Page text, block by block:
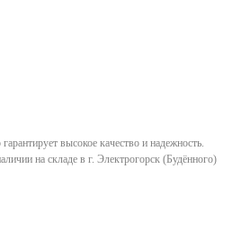
высокое качество и надежность.
на складе в г. Электрогорск (Будённого)